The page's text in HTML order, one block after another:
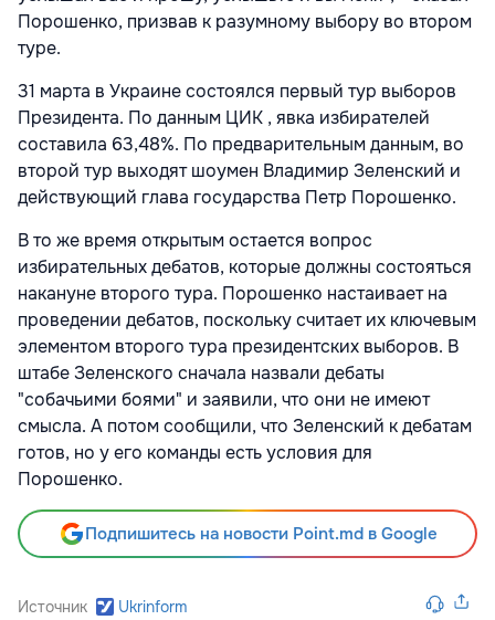
Порошенко, призвав к разумному выбору во втором
туре.
31 марта в Украине состоялся первый тур выборов
Президента. По данным ЦИК , явка избирателей
составила 63,48%. По предварительным данным, во
второй тур выходят шоумен Владимир Зеленский и
действующий глава государства Петр Порошенко.
В то же время открытым остается вопрос
избирательных дебатов, которые должны состояться
накануне второго тура. Порошенко настаивает на
проведении дебатов, поскольку считает их ключевым
элементом второго тура президентских выборов. В
штабе Зеленского сначала назвали дебаты
"собачьими боями" и заявили, что они не имеют
смысла. А потом сообщили, что Зеленский к дебатам
готов, но у его команды есть условия для
Порошенко.
Подпишитесь на новости Point.md в Google
Источник Ukrinform